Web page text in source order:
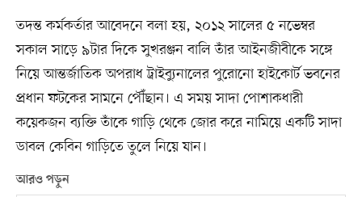
তদন্ত কর্মকর্তার আবেদনে বলা হয়, ২০১২ সালের ৫ নভেম্বর
সকাল সাড়ে ৯টার দিকে সুখরঞ্জন বালি তাঁর আইনজীবীকে সঙ্গে
নিয়ে আন্তর্জাতিক অপরাধ ট্রাইব্যুনালের পুরোনো হাইকোর্ট ভবনের
প্রধান ফটকের সামনে পৌঁছান। এ সময় সাদা পোশাকধারী
কয়েকজন ব্যক্তি তাঁকে গাড়ি থেকে জোর করে নামিয়ে একটি সাদা
ডাবল কেবিন গাড়িতে তুলে নিয়ে যান।
আরও পড়ুন